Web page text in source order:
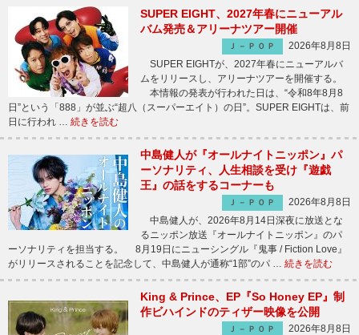
SUPER EIGHT、2027年春にニューアル
バム発売＆アリーナツアー開催
Ｊ－ＰＯＰ
2026年8月8日
SUPER EIGHTが、2027年春にニューアルバ
ムをリリースし、アリーナツアーを開催する。
本情報の発表が行われた日は、“令和8年8月8
日”という「888」が並ぶ“超八（スーパーエイト）の日”。SUPER EIGHTは、前
日に行われ … 続きを読む
中島健人が『オールナイトニッポン』パ
ーソナリティ、人生相談を受け『遊戯
王』の話をするコーナーも
Ｊ－ＰＯＰ
2026年8月8日
中島健人が、2026年8月14日深夜に放送とな
るニッポン放送『オールナイトニッポン』のパ
ーソナリティを担当する。 8月19日にニューシングル『鬼事 / Fiction Love』
がリリースされることを記念して、中島健人が通称“1部”のパ … 続きを読む
King & Prince、EP『So Honey EP』制
作ビハインドのティザー映像を公開
Ｊ－ＰＯＰ
2026年8月8日